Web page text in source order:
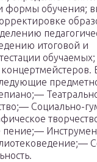
формы обучения;
итоговой и
обучаемых;
Социально-
пение;—